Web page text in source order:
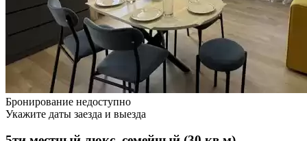
Бронирование недоступно
Укажите даты заезда и выезда